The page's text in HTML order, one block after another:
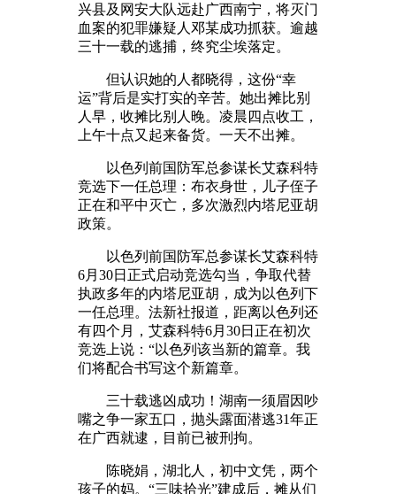
兴县及网安大队远赴广西南宁，将灭门
血案的犯罪嫌疑人邓某成功抓获。逾越
三十一载的逃捕，终究尘埃落定。
但认识她的人都晓得，这份“幸
运”背后是实打实的辛苦。她出摊比别
人早，收摊比别人晚。凌晨四点收工，
上午十点又起来备货。一天不出摊。
以色列前国防军总参谋长艾森科特
竞选下一任总理：布衣身世，儿子侄子
正在和平中灭亡，多次激烈内塔尼亚胡
政策。
以色列前国防军总参谋长艾森科特
6月30日正式启动竞选勾当，争取代替
执政多年的内塔尼亚胡，成为以色列下
一任总理。法新社报道，距离以色列还
有四个月，艾森科特6月30日正在初次
竞选上说：“以色列该当新的篇章。我
们将配合书写这个新篇章。
三十载逃凶成功！湖南一须眉因吵
嘴之争一家五口，抛头露面潜逃31年正
在广西就逮，目前已被刑拘。
陈晓娟，湖北人，初中文凭，两个
孩子的妈。“三味拾光”建成后，摊从们